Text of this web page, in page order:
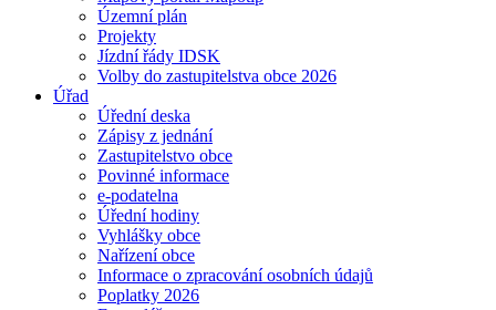
Územní plán
Projekty
Jízdní řády IDSK
Volby do zastupitelstva obce 2026
Úřad
Úřední deska
Zápisy z jednání
Zastupitelstvo obce
Povinné informace
e-podatelna
Úřední hodiny
Vyhlášky obce
Nařízení obce
Informace o zpracování osobních údajů
Poplatky 2026